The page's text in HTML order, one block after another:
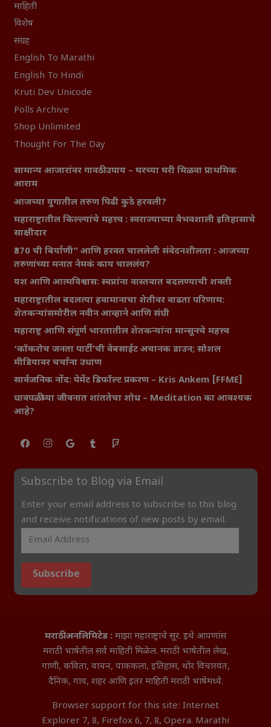
माहिती
विशेष
संग्रह
English To Marathi
English To Hindi
Kruti Dev Unicode
Polls Archive
Shop Unlimited
Thought For The Day
सामान्य आजारांवर गावठी उपाय – घरच्या घरी मिळवा प्राथमिक
आराम
आजच्या युगातील तरुण पिढी कुठे हरवली?
महाराष्ट्रातील किल्ल्यांचे महत्त्व : स्वराज्याच्या वैभवशाली इतिहासाचे
साक्षीदार
₹370 ची बिर्याणी” आणि हरवत चाललेली संवेदनशीलता : आजच्या
तरुणांच्या मनात नेमकं काय चाललंय?
यश आणि आत्मविश्वास: स्वप्नांना वास्तवात बदलण्याची शक्ती
महाराष्ट्रातील बदलत्या हवामानाचा शेतीवर वाढता परिणाम:
शेतकऱ्यांसमोरील नवीन आव्हाने आणि संधी
महाराष्ट्र आणि संपूर्ण भारतातील शेतकऱ्यांना मान्सूनचे महत्त्व
‘कॉकरोच जनता पार्टी’ची वेबसाईट अचानक डाउन; सोशल
मीडियावर चर्चांना उधाण
सार्वजनिक नोंद: पेमेंट डिफॉल्ट प्रकरण – Kris Ankem [FFME]
धावपळीच्या जीवनात शांततेचा शोध – Meditation का आवश्यक
आहे?
Subscribe to Blog via Email
Enter your email address to subscribe to this blog
and receive notifications of new posts by email.
Subscribe
मराठी अनलिमिटेड : माझा महाराष्ट्राचे सूर. इथे आपणांस
मराठी भाषेतील सर्व माहिती मिळेल. मराठी भाषेतील लेख,
गाणी, कविता, वाचन, पाककला, इतिहास, थोर विचारवंत,
दैनिक, गाव, शहर आणि इतर माहिती मराठी भाषेमध्ये.
Browser support for this site: Internet
Explorer 7, 8, Firefox 6, 7, 8, Opera. Marathi